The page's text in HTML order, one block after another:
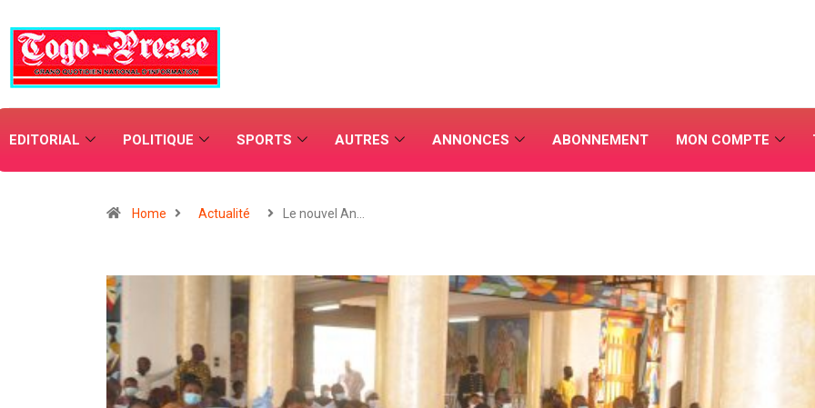
EDITORIAL POLITIQUE SPORTS AUTRES ANNONCES ABONNEMENT MON COMPTE
Home Actualité Le nouvel An…